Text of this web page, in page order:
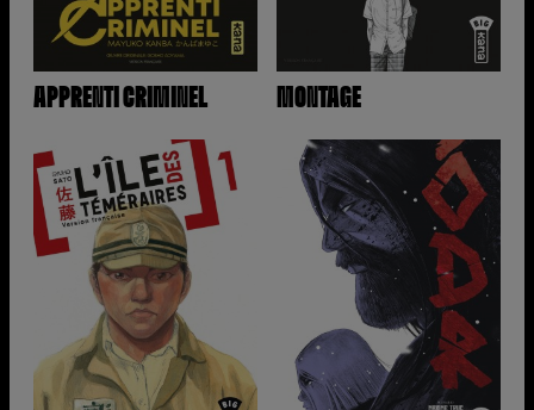
APPRENTI CRIMINEL MONTAGE